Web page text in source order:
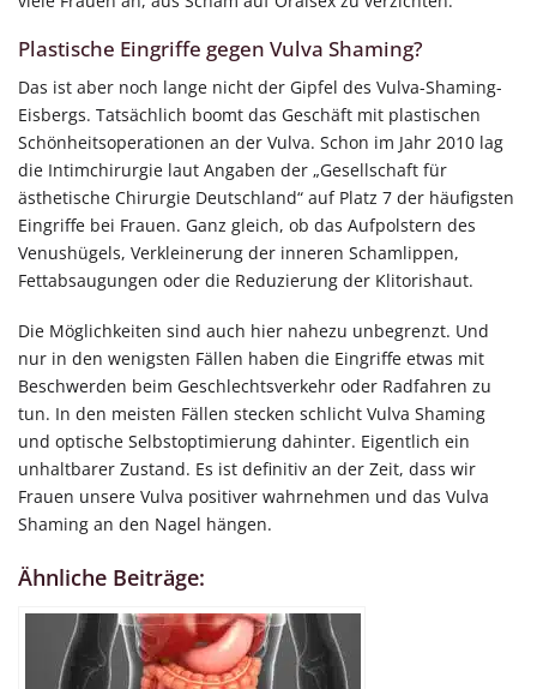
Plastische Eingriffe gegen Vulva Shaming?
Das ist aber noch lange nicht der Gipfel des Vulva-Shaming-
Eisbergs. Tatsächlich boomt das Geschäft mit plastischen
Schönheitsoperationen an der Vulva. Schon im Jahr 2010 lag
die Intimchirurgie laut Angaben der „Gesellschaft für
ästhetische Chirurgie Deutschland“ auf Platz 7 der häufigsten
Eingriffe bei Frauen. Ganz gleich, ob das Aufpolstern des
Venushügels, Verkleinerung der inneren Schamlippen,
Fettabsaugungen oder die Reduzierung der Klitorishaut.
Die Möglichkeiten sind auch hier nahezu unbegrenzt. Und
nur in den wenigsten Fällen haben die Eingriffe etwas mit
Beschwerden beim Geschlechtsverkehr oder Radfahren zu
tun. In den meisten Fällen stecken schlicht Vulva Shaming
und optische Selbstoptimierung dahinter. Eigentlich ein
unhaltbarer Zustand. Es ist definitiv an der Zeit, dass wir
Frauen unsere Vulva positiver wahrnehmen und das Vulva
Shaming an den Nagel hängen.
Ähnliche Beiträge: